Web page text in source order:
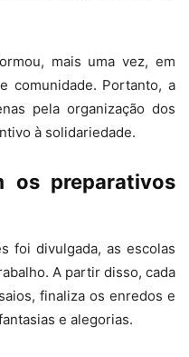
mais uma vez, em
comunidade. Portanto, a
pela organização dos
à solidariedade.
os preparativos
foi divulgada, as escolas
A partir disso, cada
finaliza os enredos e
e alegorias.